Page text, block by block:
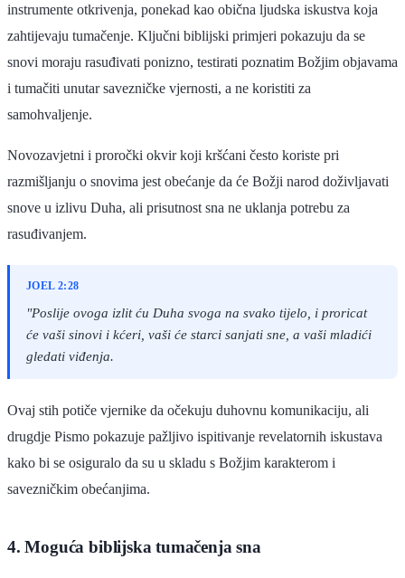
instrumente otkrivenja, ponekad kao obična ljudska iskustva koja
zahtijevaju tumačenje. Ključni biblijski primjeri pokazuju da se
snovi moraju rasuđivati ponizno, testirati poznatim Božjim objavama
i tumačiti unutar savezničke vjernosti, a ne koristiti za
samohvaljenje.
Novozavjetni i proročki okvir koji kršćani često koriste pri
razmišljanju o snovima jest obećanje da će Božji narod doživljavati
snove u izlivu Duha, ali prisutnost sna ne uklanja potrebu za
rasuđivanjem.
JOEL 2:28
"Poslije ovoga izlit ću Duha svoga na svako tijelo, i proricat
će vaši sinovi i kćeri, vaši će starci sanjati sne, a vaši mladići
gledati viđenja.
Ovaj stih potiče vjernike da očekuju duhovnu komunikaciju, ali
drugdje Pismo pokazuje pažljivo ispitivanje revelatornih iskustava
kako bi se osiguralo da su u skladu s Božjim karakterom i
savezničkim obećanjima.
4. Moguća biblijska tumačenja sna